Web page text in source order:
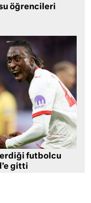
öğrencileri
futbolcu
gitti